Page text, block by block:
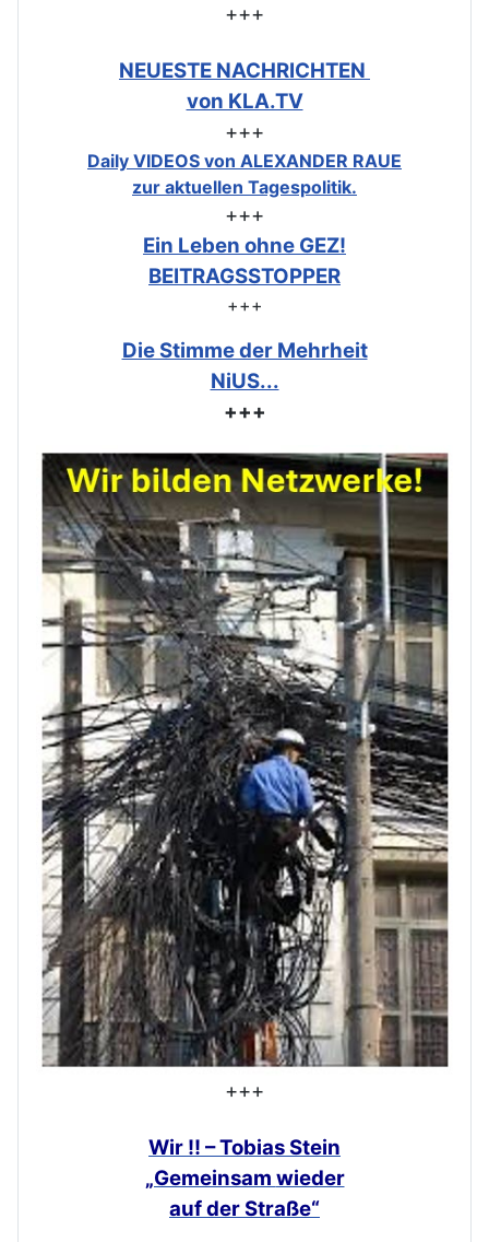
+++
NEUESTE NACHRICHTEN
von KLA.TV
+++
Daily VIDEOS von ALEXANDER RAUE
zur aktuellen Tagespolitik.
+++
Ein Leben ohne GEZ!
BEITRAGSSTOPPER
+++
Die Stimme der Mehrheit
NiUS...
+++
+++
Wir !! – Tobias Stein
„Gemeinsam wieder
auf der Straße“